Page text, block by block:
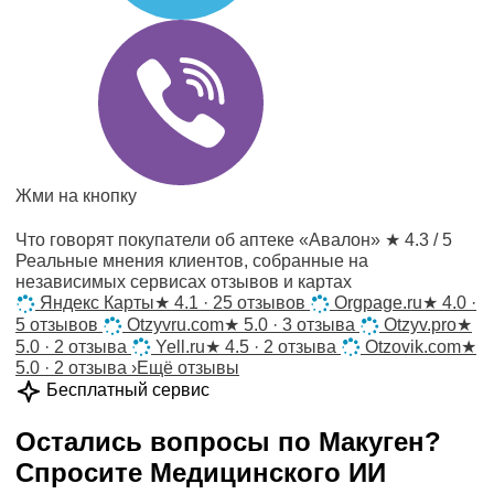
Жми на кнопку
Что говорят покупатели об аптеке «Авалон» ★ 4.3 / 5
Реальные мнения клиентов, собранные на
независимых сервисах отзывов и картах
Яндекс Карты★ 4.1 · 25 отзывов Orgpage.ru★ 4.0 ·
5 отзывов
Otzyvru.com★ 5.0 · 3 отзыва Otzyv.pro★
5.0 · 2 отзыва
Yell.ru★ 4.5 · 2 отзыва Otzovik.com★
5.0 · 2 отзыва ›Ещё отзывы
Бесплатный сервис
Остались вопросы по Макуген?
Спросите Медицинского ИИ